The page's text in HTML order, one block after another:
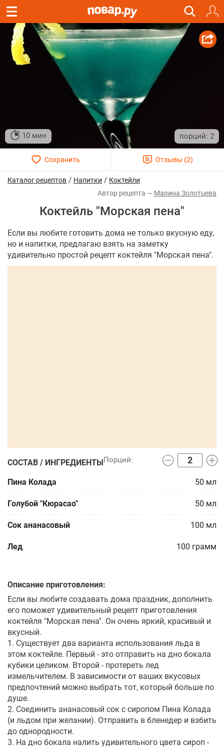
10 мин 2
Каталог рецептов / Напитки / Коктейли
Марина Золотцева
Коктейль "Морская пена"
Если вы любите готовить дома не только вкусную еду,
но и напитки, предлагаю взять на заметку
удивительно простой рецепт коктейля "Морская пена".
СОСТАВ / ИНГРЕДИЕНТЫ
Пина Колада 50 мл
Голубой "Кюрасао" 50 мл
Сок ананасовый 100 мл
Лед 100 грамм
Описание приготовления:
Если вы любите создавать дома праздник, дополнить
его поможет удивительный рецепт приготовления
коктейля "Морская пена". Он очень яркий, красивый и
вкусный.
1. Существует два варианта использования льда в
этом коктейле. Первый - это отправить на дно бокала
кубики целиком. Второй - протереть лед
измельчителем. В зависимости от ваших вкусовых
предпочтений можно выбрать тот, который больше по
душе.
2. Соединить ананасовый сок с сиропом Пина Колада
(и льдом при желании). Отправить в бленедер и взбить
до однородности.
3. На дно бокала налить удивительного цвета сироп -